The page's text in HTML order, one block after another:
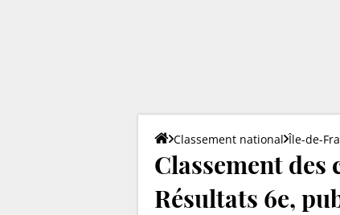
Classement national Île-de-
Classement des
Résultats 6e,